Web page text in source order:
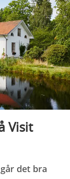
Visit
det bra